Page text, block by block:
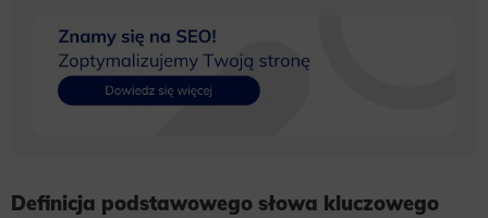
Definicja podstawowego słowa kluczowego